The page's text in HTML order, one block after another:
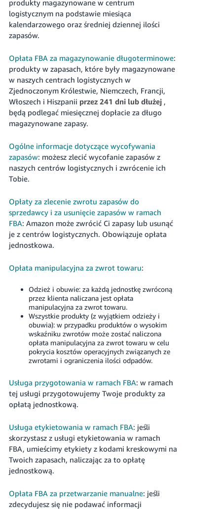
produkty magazynowane w centrum
logistycznym na podstawie miesiąca
kalendarzowego oraz średniej dziennej ilości
zapasów.
Opłata FBA za magazynowanie długoterminowe:
produkty w zapasach, które były magazynowane
w naszych centrach logistycznych w
Zjednoczonym Królestwie, Niemczech, Francji,
Włoszech i Hiszpanii przez 241 dni lub dłużej,
będą podlegać miesięcznej dopłacie za długo
magazynowane zapasy.
Ogólne informacje dotyczące wycofywania
zapasów: możesz zlecić wycofanie zapasów z
naszych centrów logistycznych i zwrócenie ich
Tobie.
Opłaty za zlecenie zwrotu zapasów do
sprzedawcy i za usunięcie zapasów w ramach
FBA: Amazon może zwrócić Ci zapasy lub usunąć
je z centrów logistycznych. Obowiązuje opłata
jednostkowa.
Opłata manipulacyjna za zwrot towaru:
Odzież i obuwie: za każdą jednostkę zwróconą
przez klienta naliczana jest opłata
manipulacyjna za zwrot towaru.
Wszystkie produkty (z wyjątkiem odzieży i
obuwia): w przypadku produktów o wysokim
wskaźniku zwrotów może zostać naliczona
opłata manipulacyjna za zwrot towaru w celu
pokrycia kosztów operacyjnych związanych ze
zwrotami i ograniczenia ilości odpadów.
Usługa przygotowania w ramach FBA: w ramach
tej usługi przygotowujemy Twoje produkty za
opłatą jednostkową.
Usługa etykietowania w ramach FBA: jeśli
skorzystasz z usługi etykietowania w ramach
FBA, umieścimy etykiety z kodami kreskowymi na
Twoich zapasach, naliczając za to opłatę
jednostkową.
Opłata FBA za przetwarzanie manualne: jeśli
zdecydujesz się nie podawać informacji